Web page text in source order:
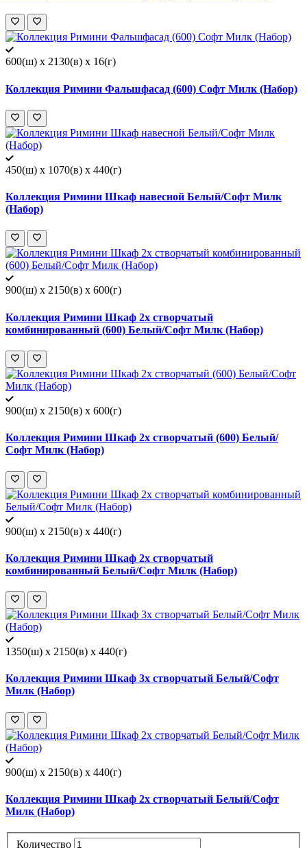
600(ш) x 2130(в) x 16(г)
Коллекция Римини Фальшфасад (600) Софт Милк (Набор)
450(ш) x 1070(в) x 440(г)
Коллекция Римини Шкаф навесной Белый/Софт Милк
(Набор)
900(ш) x 2150(в) x 600(г)
Коллекция Римини Шкаф 2х створчатый
комбинированный (600) Белый/Софт Милк (Набор)
900(ш) x 2150(в) x 600(г)
Коллекция Римини Шкаф 2х створчатый (600) Белый/
Софт Милк (Набор)
900(ш) x 2150(в) x 440(г)
Коллекция Римини Шкаф 2х створчатый
комбинированный Белый/Софт Милк (Набор)
1350(ш) x 2150(в) x 440(г)
Коллекция Римини Шкаф 3х створчатый Белый/Софт
Милк (Набор)
900(ш) x 2150(в) x 440(г)
Коллекция Римини Шкаф 2х створчатый Белый/Софт
Милк (Набор)
Количество